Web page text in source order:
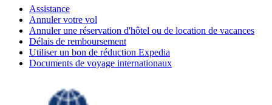
Assistance
Annuler votre vol
Annuler une réservation d'hôtel ou de location de vacances
Délais de remboursement
Utiliser un bon de réduction Expedia
Documents de voyage internationaux